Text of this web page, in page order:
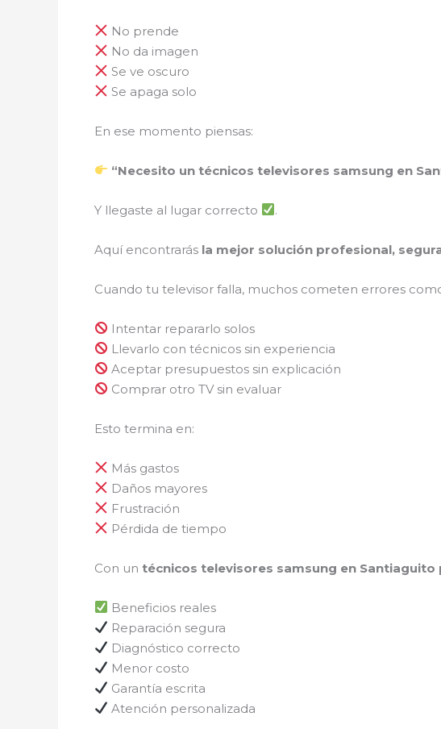
No prende
No da imagen
Se ve oscuro
Se apaga solo
En ese momento piensas:
“Necesito un técnicos televisores samsung en
Y llegaste al lugar correcto .
Aquí encontrarás la mejor solución profesional,
Cuando tu televisor falla, muchos cometen errores
Intentar repararlo solos
Llevarlo con técnicos sin experiencia
Aceptar presupuestos sin explicación
Comprar otro TV sin evaluar
Esto termina en:
Más gastos
Daños mayores
Frustración
Pérdida de tiempo
Con un técnicos televisores samsung en
Beneficios reales
Reparación segura
Diagnóstico correcto
Menor costo
Garantía escrita
Atención personalizada